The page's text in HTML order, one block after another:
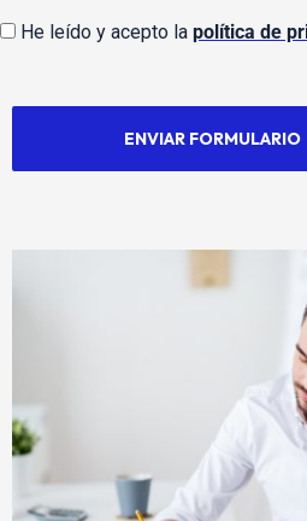
He leído y acepto la política de